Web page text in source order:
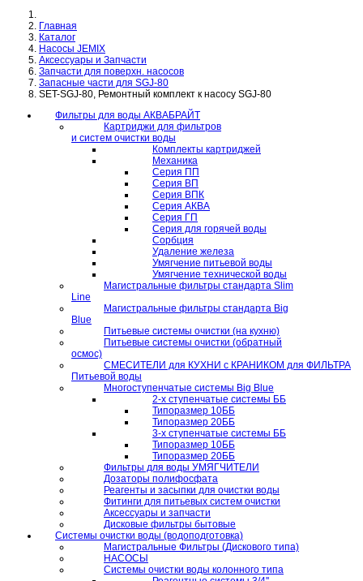
Главная
Каталог
Насосы JEMIX
Аксессуары и Запчасти
Запчасти для поверхн. насосов
Запасные части для SGJ-80
SET-SGJ-80, Ремонтный комплект к насосу SGJ-80
Фильтры для воды АКВАБРАЙТ
Картриджи для фильтров
и систем очистки воды
Комплекты картриджей
Механика
Серия ПП
Серия ВП
Серия ВПК
Серия АКВА
Серия ГП
Серия для горячей воды
Сорбция
Удаление железа
Умягчение питьевой воды
Умягчение технической воды
Магистральные фильтры стандарта Slim
Line
Магистральные фильтры стандарта Big
Blue
Питьевые системы очистки (на кухню)
Питьевые системы очистки (обратный
осмос)
СМЕСИТЕЛИ для КУХНИ с КРАНИКОМ для ФИЛЬТРА
Питьевой воды
Многоступенчатые системы Big Blue
2-х ступенчатые системы ББ
Типоразмер 10ББ
Типоразмер 20ББ
3-х ступенчатые системы ББ
Типоразмер 10ББ
Типоразмер 20ББ
Фильтры для воды УМЯГЧИТЕЛИ
Дозаторы полифосфата
Реагенты и засыпки для очистки воды
Фитинги для питьевых систем очистки
Аксессуары и запчасти
Дисковые фильтры бытовые
Системы очистки воды (водоподготовка)
Магистральные Фильтры (Дискового типа)
НАСОСЫ
Системы очистки воды колонного типа